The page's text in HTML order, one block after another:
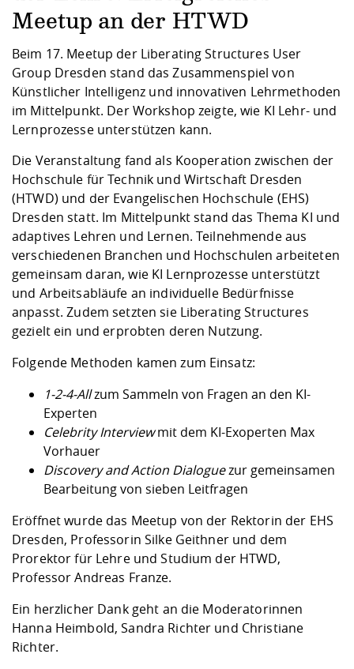
Checkliste zum
Digitales Lernen
Fremdsprachen
Jobs, Praktika,
Lebenslagen
Angebote der
Arbeit
Career Service
Lehren,
Weiterbilden im
Internationale
Gründung und
Klimaschutz &
Förderverein
Landbau/
Maschinenbau
Angebote für
Kontakt und Anfahrt
Qualitätssicherung
Meetup an der HTWD
Beim 17. Meetup der Liberating Structures User
Group Dresden stand das Zusammenspiel von
Künstlicher Intelligenz und innovativen Lehrmethoden
im Mittelpunkt. Der Workshop zeigte, wie KI Lehr- und
Lernprozesse unterstützen kann.
Die Veranstaltung fand als Kooperation zwischen der
Hochschule für Technik und Wirtschaft Dresden
(HTWD) und der Evangelischen Hochschule (EHS)
Dresden statt. Im Mittelpunkt stand das Thema KI und
adaptives Lehren und Lernen. Teilnehmende aus
verschiedenen Branchen und Hochschulen arbeiteten
gemeinsam daran, wie KI Lernprozesse unterstützt
und Arbeitsabläufe an individuelle Bedürfnisse
anpasst. Zudem setzten sie Liberating Structures
gezielt ein und erprobten deren Nutzung.
Folgende Methoden kamen zum Einsatz:
1-2-4-Allzum Sammeln von Fragen an den KI-
Experten
Celebrity Interviewmit dem KI-Exoperten Max
Vorhauer
Discovery and Action Dialoguezur gemeinsamen
Bearbeitung von sieben Leitfragen
Eröffnet wurde das Meetup von der Rektorin der EHS
Dresden, Professorin Silke Geithner und dem
Prorektor für Lehre und Studium der HTWD,
Professor Andreas Franze.
Ein herzlicher Dank geht an die Moderatorinnen
Hanna Heimbold, Sandra Richter und Christiane
Richter.